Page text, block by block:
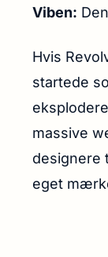
Viben:
Hvis
startede
massive
designere
eget